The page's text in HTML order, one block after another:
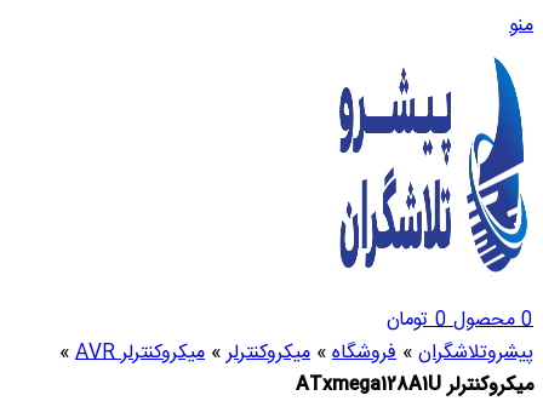
منو
0محصول0تومان
پیشروتلاشگران» فروشگاه» میکروکنترلر» میکروکنترلر AVR »
میکروکنترلر ATxmega128A1U